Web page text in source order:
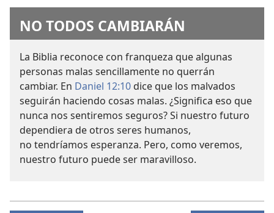
NO TODOS CAMBIARÁN
La Biblia reconoce con franqueza que algunas
personas malas sencillamente no querrán
cambiar. En Daniel 12:10 dice que los malvados
seguirán haciendo cosas malas. ¿Significa eso que
nunca nos sentiremos seguros? Si nuestro futuro
dependiera de otros seres humanos,
no tendríamos esperanza. Pero, como veremos,
nuestro futuro puede ser maravilloso.